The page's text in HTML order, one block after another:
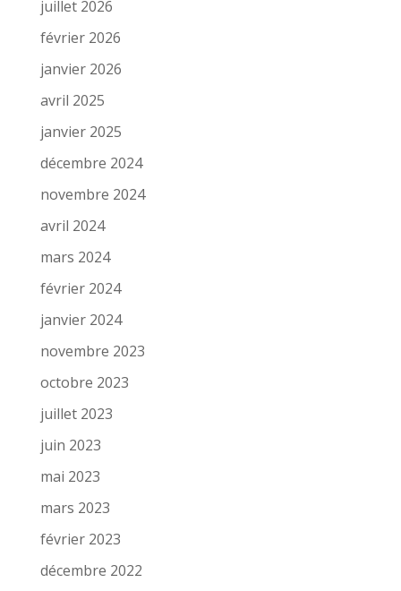
juillet 2026
février 2026
janvier 2026
avril 2025
janvier 2025
décembre 2024
novembre 2024
avril 2024
mars 2024
février 2024
janvier 2024
novembre 2023
octobre 2023
juillet 2023
juin 2023
mai 2023
mars 2023
février 2023
décembre 2022